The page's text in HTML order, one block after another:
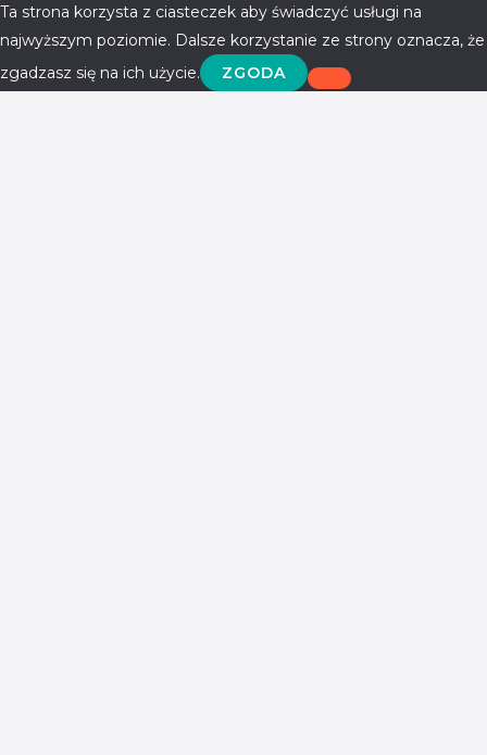
Ta strona korzysta z ciasteczek aby świadczyć usługi na
najwyższym poziomie. Dalsze korzystanie ze strony oznacza, że
zgadzasz się na ich użycie.
ZGODA